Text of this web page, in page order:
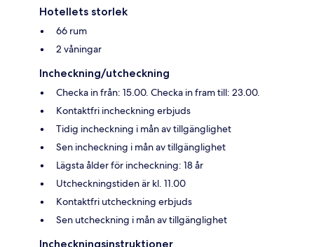
Hotellets storlek
66 rum
2 våningar
Incheckning/utcheckning
Checka in från: 15.00. Checka in fram till: 23.00.
Kontaktfri incheckning erbjuds
Tidig incheckning i mån av tillgänglighet
Sen incheckning i mån av tillgänglighet
Lägsta ålder för incheckning: 18 år
Utcheckningstiden är kl. 11.00
Kontaktfri utcheckning erbjuds
Sen utcheckning i mån av tillgänglighet
Incheckningsinstruktioner